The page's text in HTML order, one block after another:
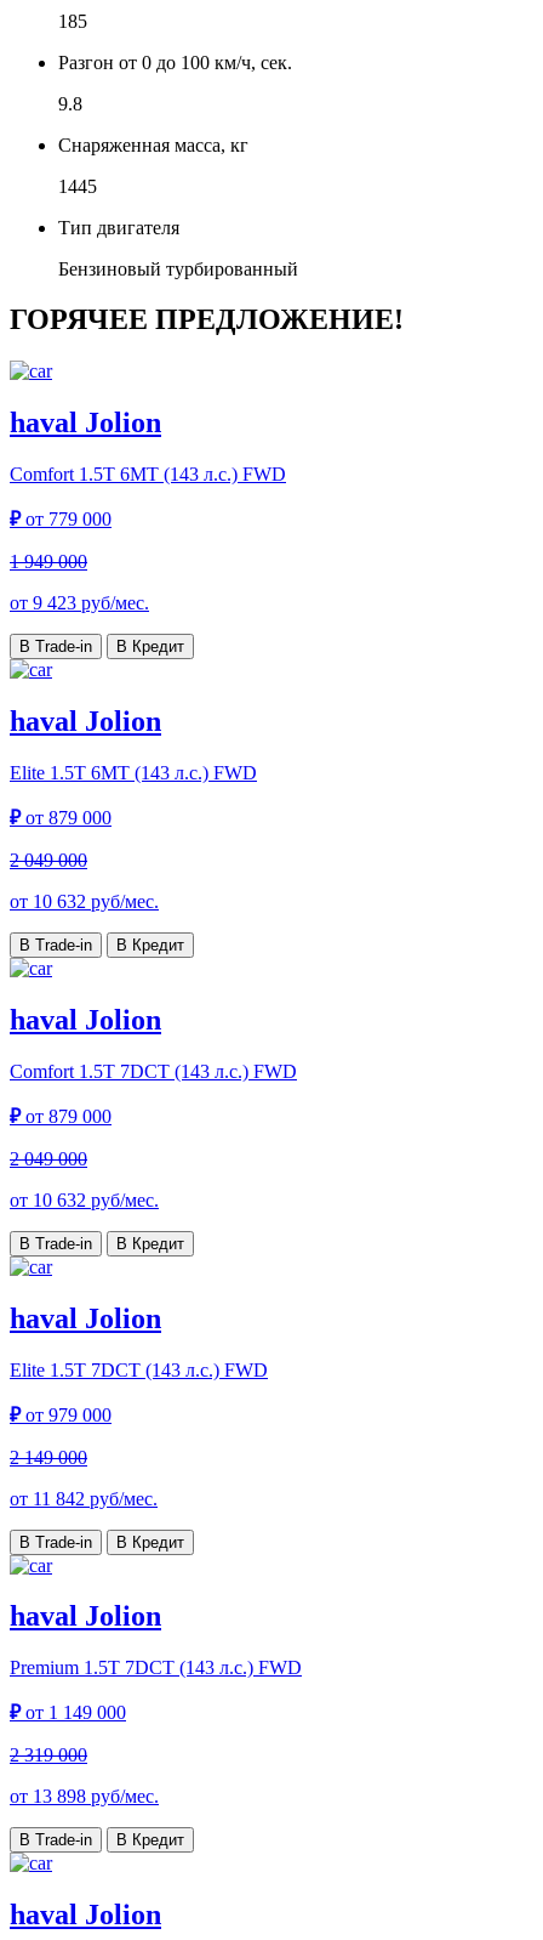
185
Разгон от 0 до 100 км/ч, сек.
9.8
Снаряженная масса, кг
1445
Тип двигателя
Бензиновый турбированный
ГОРЯЧЕЕ ПРЕДЛОЖЕНИЕ!
haval Jolion
Comfort 1.5T 6MT (143 л.с.) FWD
₽от 779 000
1 949 000
от 9 423 руб/мес.
В Trade-in В Кредит
haval Jolion
Elite 1.5T 6MT (143 л.с.) FWD
₽от 879 000
2 049 000
от 10 632 руб/мес.
В Trade-in В Кредит
haval Jolion
Comfort 1.5T 7DCT (143 л.с.) FWD
₽от 879 000
2 049 000
от 10 632 руб/мес.
В Trade-in В Кредит
haval Jolion
Elite 1.5T 7DCT (143 л.с.) FWD
₽от 979 000
2 149 000
от 11 842 руб/мес.
В Trade-in В Кредит
haval Jolion
Premium 1.5T 7DCT (143 л.с.) FWD
₽от 1 149 000
2 319 000
от 13 898 руб/мес.
В Trade-in В Кредит
haval Jolion